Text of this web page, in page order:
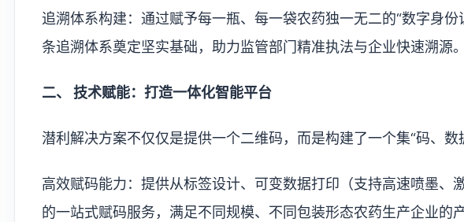
追溯体系构建：通过赋予每一瓶、每一袋农药独一无二的“数字身份
条追溯体系奠定坚实基础，助力监管部门精准执法与企业快速溯源。
二、 技术赋能：打造一体化智能平台
潜利解决方案不仅仅是提供一个二维码，而是构建了一个集“码、数
高效赋码能力：提供从标签设计、可变数据打印（支持高速喷墨、
的一站式赋码服务，满足不同规模、不同包装形态农药生产企业的